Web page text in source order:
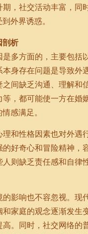
期，社交活动丰富，同
外界诱惑。
剖析
多方面的，主要包括
身存在问题是导致外
之间缺乏沟通、理解和
，都可能使一方在婚
感满足。
和性格因素也对外遇
的好奇心和冒险精神，
人则缺乏责任感和自律
的影响也不容忽视。现
和家庭的观念逐渐发生
高。同时，社交网络的